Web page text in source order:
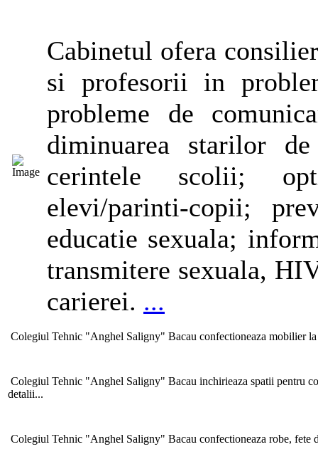
Cabinetul ofera
si profesorii in
probleme de
diminuarea starilor
cerintele scolii;
elevi/parinti-copii;
educatie sexuala;
transmitere sexuala,
carierei. ...
Colegiul Tehnic "Anghel Saligny" Bacau confectioneaza mobilier
Colegiul Tehnic "Anghel Saligny" Bacau inchirieaza spatii pentru
detalii...
Colegiul Tehnic "Anghel Saligny" Bacau confectioneaza robe, fete